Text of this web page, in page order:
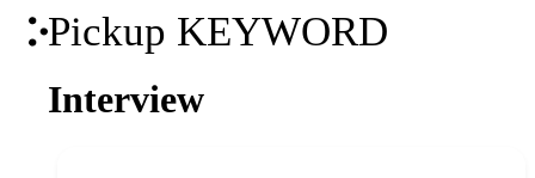
「体験」へ変える
Pickup KEYWORD
Interview